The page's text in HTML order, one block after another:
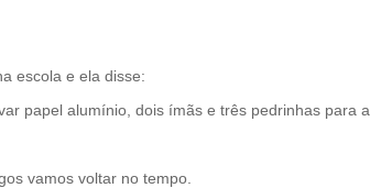
escola e ela disse:
papel alumínio, dois ímãs e três pedrinhas para a
vamos voltar no tempo.